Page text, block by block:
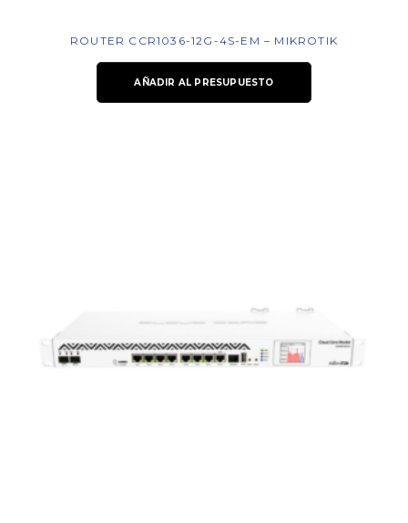
ROUTER CCR1036-12G-4S-EM – MIKROTIK
AÑADIR AL PRESUPUESTO